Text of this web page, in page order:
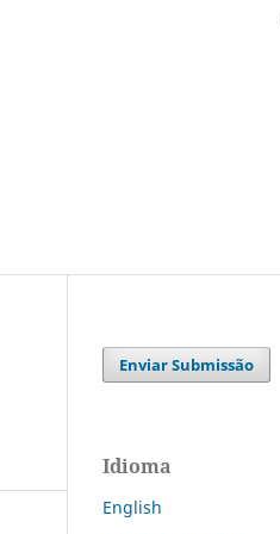
Enviar Submissão
Idioma
English